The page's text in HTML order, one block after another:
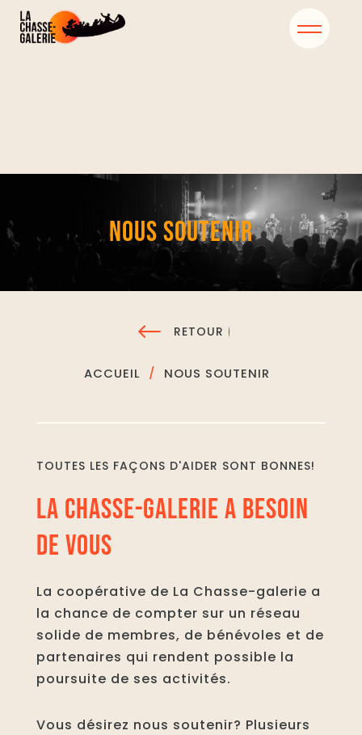
NOUS SOUTENIR
RETOUR
ACCUEIL NOUS SOUTENIR
TOUTES LES FAÇONS D'AIDER SONT BONNES!
LA CHASSE-GALERIE A BESOIN
DE VOUS
La coopérative de La Chasse-galerie a
la chance de compter sur un réseau
solide de membres, de bénévoles et de
partenaires qui rendent possible la
poursuite de ses activités.
Vous désirez nous soutenir? Plusieurs